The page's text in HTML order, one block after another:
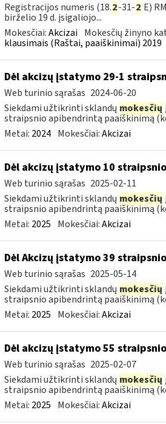
Registracijos numeris (18.2-31-2 E)
birželio 19 d. įsigaliojo...
Mokesčiai:Akcizai Mokesčių žinyno
klausimais (Raštai, paaiškinimai) 2019
Dėl akcizų įstatymo 29-1
Web turinio sąrašas 2024-06-20
Siekdami užtikrinti sklandų mokesčių
straipsnio apibendrintą paaiškinimą
Metai: 2024 Mokesčiai:Akcizai
Dėl akcizų įstatymo 10
Web turinio sąrašas 2025-02-11
Siekdami užtikrinti sklandų mokesčių
straipsnio apibendrintą paaiškinimą
Metai: 2025 Mokesčiai:Akcizai
Dėl Akcizų įstatymo 39
Web turinio sąrašas 2025-05-14
Siekdami užtikrinti sklandų mokesčių
straipsnio apibendrintą paaiškinimą
Metai: 2025 Mokesčiai:Akcizai
Dėl akcizų įstatymo 55
Web turinio sąrašas 2025-02-07
Siekdami užtikrinti sklandų mokesčių
straipsnio apibendrintą paaiškinimą
Metai: 2025 Mokesčiai:Akcizai